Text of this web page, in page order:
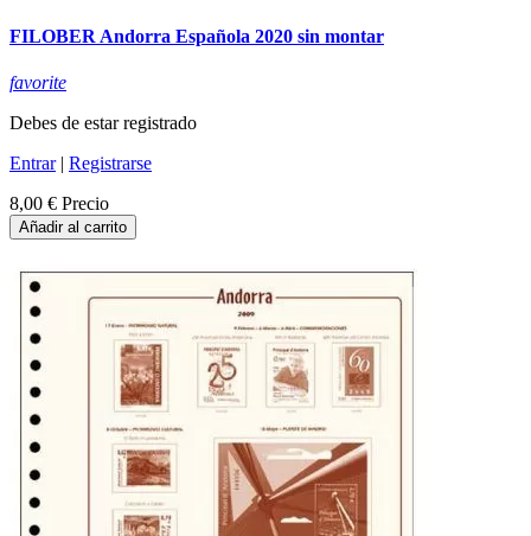
FILOBER Andorra Española 2020 sin montar
favorite
Debes de estar registrado
Entrar| Registrarse
8,00 € Precio
Añadir al carrito